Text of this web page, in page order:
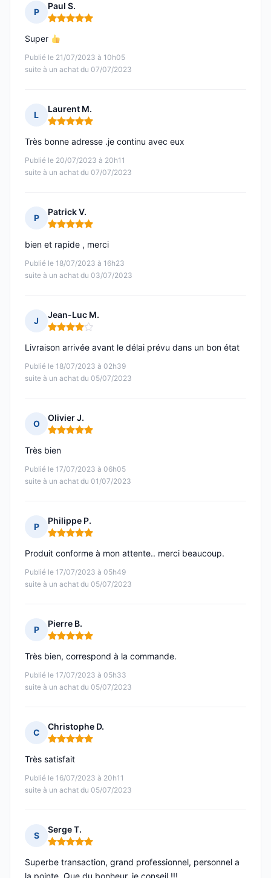
P
Paul S.
Note : 5 sur 5
Publié le 21/07/2023 à 10h05
suite à un achat du 07/07/2023
Super
L
Laurent M.
Note : 5 sur 5
Publié le 20/07/2023 à 20h11
suite à un achat du 07/07/2023
Très bonne adresse .je continu avec eux
P
Patrick V.
Note : 5 sur 5
Publié le 18/07/2023 à 16h23
suite à un achat du 03/07/2023
bien et rapide , merci
J
Jean-Luc M.
Note : 4 sur 5
Publié le 18/07/2023 à 02h39
suite à un achat du 05/07/2023
Livraison arrivée avant le délai prévu dans un bon état
O
Olivier J.
Note : 5 sur 5
Publié le 17/07/2023 à 06h05
suite à un achat du 01/07/2023
Très bien
P
Philippe P.
Note : 5 sur 5
Publié le 17/07/2023 à 05h49
suite à un achat du 05/07/2023
Produit conforme à mon attente.. merci beaucoup.
P
Pierre B.
Note : 5 sur 5
Publié le 17/07/2023 à 05h33
suite à un achat du 05/07/2023
Très bien, correspond à la commande.
C
Christophe D.
Note : 5 sur 5
Publié le 16/07/2023 à 20h11
suite à un achat du 05/07/2023
Très satisfait
S
Serge T.
Note : 5 sur 5
Superbe transaction, grand professionnel, personnel a